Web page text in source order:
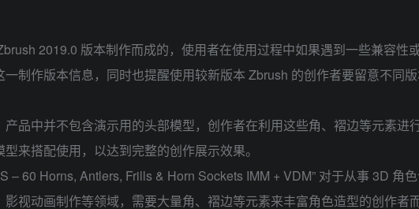
2019.0 版本制作而成的，使用者在使用过程中如果遇到一些兼容性
制作版本信息，同时也提醒使用较新版本 Zbrush 的创作者要留意不同
品中并不包含演示用的头部模型，创作者在利用这些角、褶边等元素进
来搭配使用，以达到完整的创作展示效果。
– 60 Horns, Antlers, Frills & Horn Sockets IMM + VDM” 对于从事 3D 角
视动画制作等领域，需要大量角、褶边等元素来丰富角色造型的创作者而